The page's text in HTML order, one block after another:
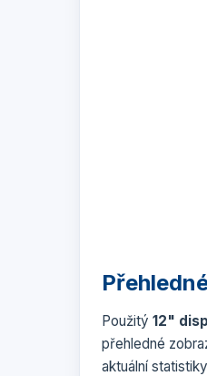
Použitý 12"
přehledné
aktuální